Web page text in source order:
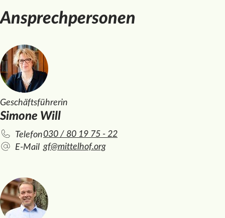
Ansprechpersonen
Geschäftsführerin
Simone Will
Telefon030 / 80 19 75 - 22
E-Mail gf@mittelhof.org